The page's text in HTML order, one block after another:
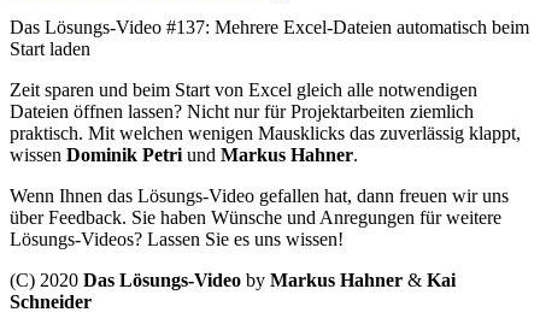
Das Lösungs-Video #137: Mehrere Excel-Dateien automatisch beim
Start laden
Zeit sparen und beim Start von Excel gleich alle notwendigen
Dateien öffnen lassen? Nicht nur für Projektarbeiten ziemlich
praktisch. Mit welchen wenigen Mausklicks das zuverlässig klappt,
wissen Dominik Petri und Markus Hahner.
Wenn Ihnen das Lösungs-Video gefallen hat, dann freuen wir uns
über Feedback. Sie haben Wünsche und Anregungen für weitere
Lösungs-Videos? Lassen Sie es uns wissen!
(C) 2020 Das Lösungs-Video by Markus Hahner & Kai
Schneider